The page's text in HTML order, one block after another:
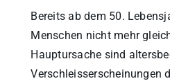
Bereits ab dem 50.
Menschen nicht mehr
Hauptursache sind
Verschleisserscheinungen